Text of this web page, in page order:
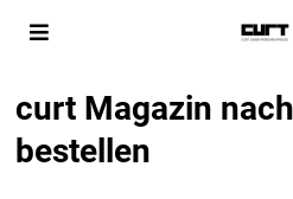
curt Magazin
bestellen